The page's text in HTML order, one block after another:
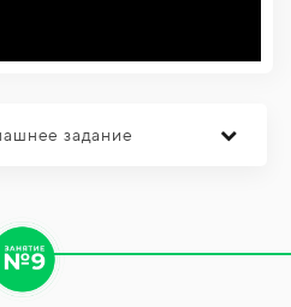
задание